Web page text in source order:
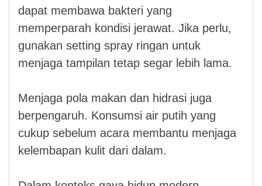
dapat membawa bakteri yang
memperparah kondisi jerawat. Jika perlu,
gunakan setting spray ringan untuk
menjaga tampilan tetap segar lebih lama.
Menjaga pola makan dan hidrasi juga
berpengaruh. Konsumsi air putih yang
cukup sebelum acara membantu menjaga
kelembapan kulit dari dalam.